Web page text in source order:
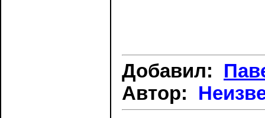
Добавил:
Автор: